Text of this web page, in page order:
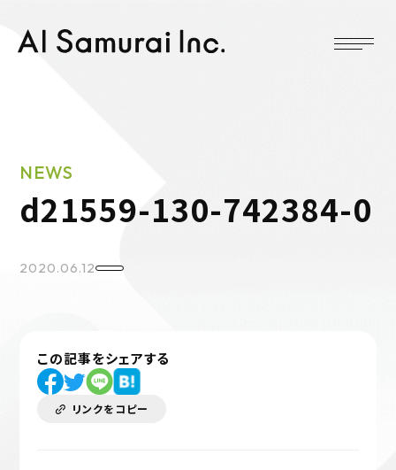
d21559-130-742384-0
NEWS
2020.06.12
この記事をシェアする
リンクをコピー